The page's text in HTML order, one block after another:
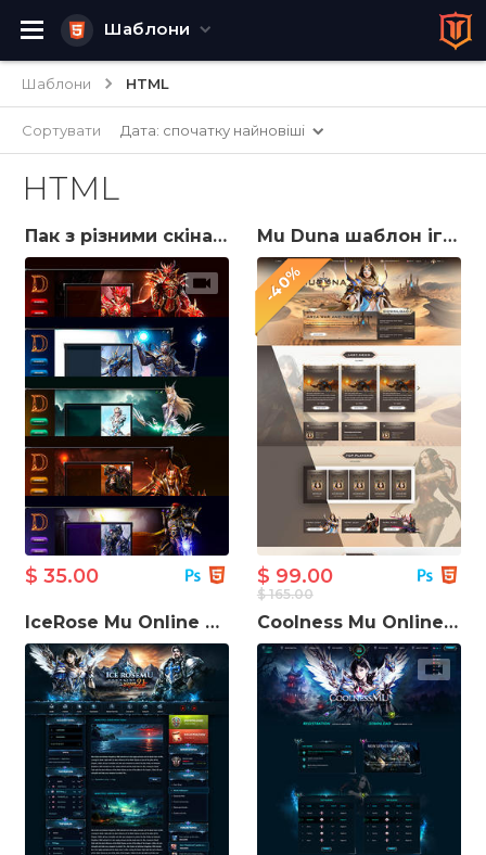
Шаблони
Шаблони HTML
Сортувати Дата: спочатку найновіші
HTML
Пак з різними скінами для лаунчеру серверу MU
$ 35.00
-40%
Mu Duna шаблон ігрового сайту
$ 165.00
$ 99.00
IceRose Mu Online Game Template Coolness Mu Online шаблон ігрового сайту